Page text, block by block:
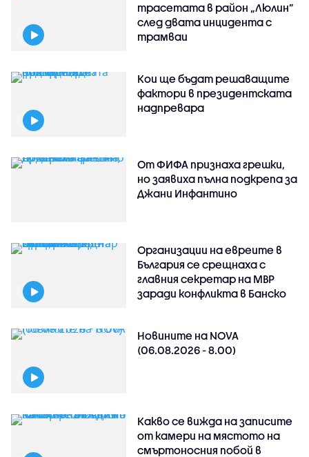
трасетата в район „Люлин”
след двата инцидента с
трамваи
Кои ще бъдат решаващите
фактори в президентската
надпревара
От ФИФА признаха грешки,
но заявиха пълна подкрепа за
Джани Инфантино
Организации на евреите в
България се срещнаха с
главния секретар на МВР
заради конфликта в Банско
Новините на NOVA
(06.08.2026 - 8.00)
Какво се вижда на записите
от камери на мястото на
смъртоносния побой в